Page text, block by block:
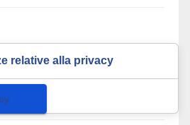
relative alla privacy